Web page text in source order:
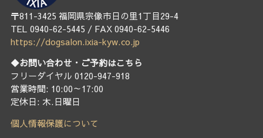
〒811-3425 福岡県宗像市日の里1丁目29-4
TEL 0940-62-5445 / FAX 0940-62-5446
https://dogsalon.ixia-kyw.co.jp
◆お問い合わせ・ご予約はこちら
フリーダイヤル 0120-947-918
営業時間: 10:00～17:00
定休日: 木.日曜日
個人情報保護について